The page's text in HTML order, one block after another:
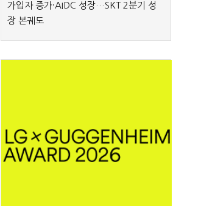
가입자 증가·AIDC 성장…SKT 2분기 성
장 본궤도